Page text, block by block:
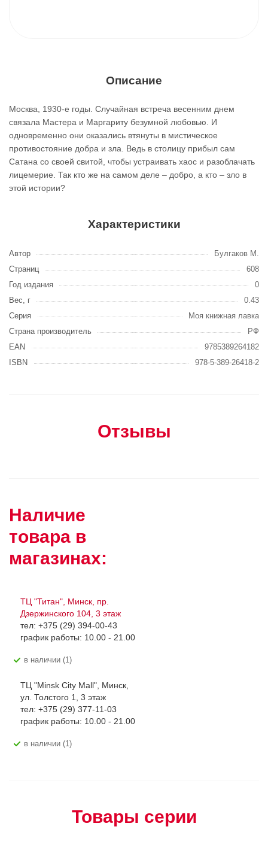
Описание
Москва, 1930-е годы. Случайная встреча весенним днем
связала Мастера и Маргариту безумной любовью. И
одновременно они оказались втянуты в мистическое
противостояние добра и зла. Ведь в столицу прибыл сам
Сатана со своей свитой, чтобы устраивать хаос и разоблачать
лицемерие. Так кто же на самом деле – добро, а кто – зло в
этой истории?
Характеристики
Автор
Булгаков М.
Страниц
608
Год издания
0
Вес, г
0.43
Серия
Моя книжная лавка
Страна производитель
РФ
EAN
9785389264182
ISBN
978-5-389-26418-2
Отзывы
Наличие
товара в
магазинах:
ТЦ "Титан", Минск, пр.
Дзержинского 104, 3 этаж
тел: +375 (29) 394-00-43
график работы: 10.00 - 21.00
В наличии (1)
ТЦ "Minsk City Mall", Минск,
ул. Толстого 1, 3 этаж
тел: +375 (29) 377-11-03
график работы: 10.00 - 21.00
В наличии (1)
Товары серии